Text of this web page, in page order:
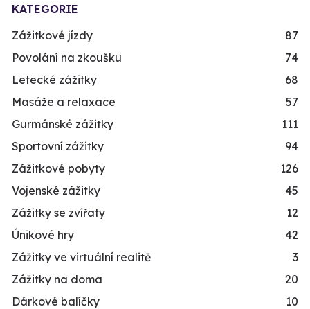
KATEGORIE
Zážitkové jízdy
87
Povolání na zkoušku
74
Letecké zážitky
68
Masáže a relaxace
57
Gurmánské zážitky
111
Sportovní zážitky
94
Zážitkové pobyty
126
Vojenské zážitky
45
Zážitky se zvířaty
12
Únikové hry
42
Zážitky ve virtuální realitě
3
Zážitky na doma
20
Dárkové balíčky
10